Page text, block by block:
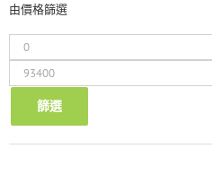
由價格篩選
低
高
格
篩選